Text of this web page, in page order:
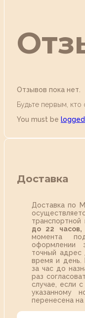
Отзывов пока нет.
Будьте первым, кто
You must be
Доставка
Доставка по
до 22 часов,
момента
оформлении
точный адрес
время и день.
за час до
раз
случае, если
указанному
перенесена